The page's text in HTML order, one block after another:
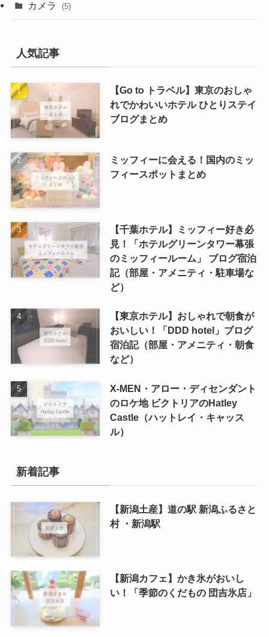
カメラ (5)
人気記事
【Go to トラベル】東京のおしゃ
れでかわいいホテル ひとりステイ
ブログまとめ
ミッフィーに会える！国内のミッ
フィースポットまとめ
【千葉ホテル】ミッフィー好き必
見！「ホテルグリーンタワー幕張
のミッフィールーム」 ブログ宿泊
記（部屋・アメニティ・駐車場な
ど）
【東京ホテル】おしゃれで朝食が
おいしい！「DDD hotel」ブログ
宿泊記（部屋・アメニティ・朝食
など）
X-MEN・アロー・ディセンダント
のロケ地 ビクトリアのHatley
Castle（ハットレイ・キャッス
ル）
新着記事
【新潟土産】道の駅 新潟ふるさと
村 ・新潟駅
【新潟カフェ】かき氷がおいし
い！「季節のくだもの 団吉氷店」